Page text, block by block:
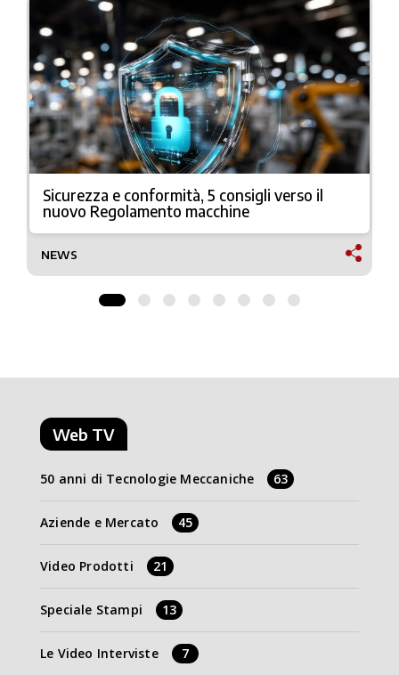
Sicurezza e conformità, 5 consigli verso il
nuovo Regolamento macchine
NEWS
Web TV
50 anni di Tecnologie Meccaniche 63
Aziende e Mercato 45
Video Prodotti 21
Speciale Stampi 13
Le Video Interviste 7